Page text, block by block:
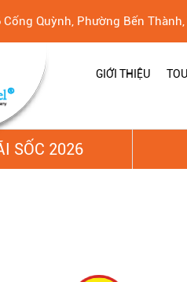
Cống Quỳnh, Phường Bến Thành,
GIỚI THIỆU
SỐC 2026